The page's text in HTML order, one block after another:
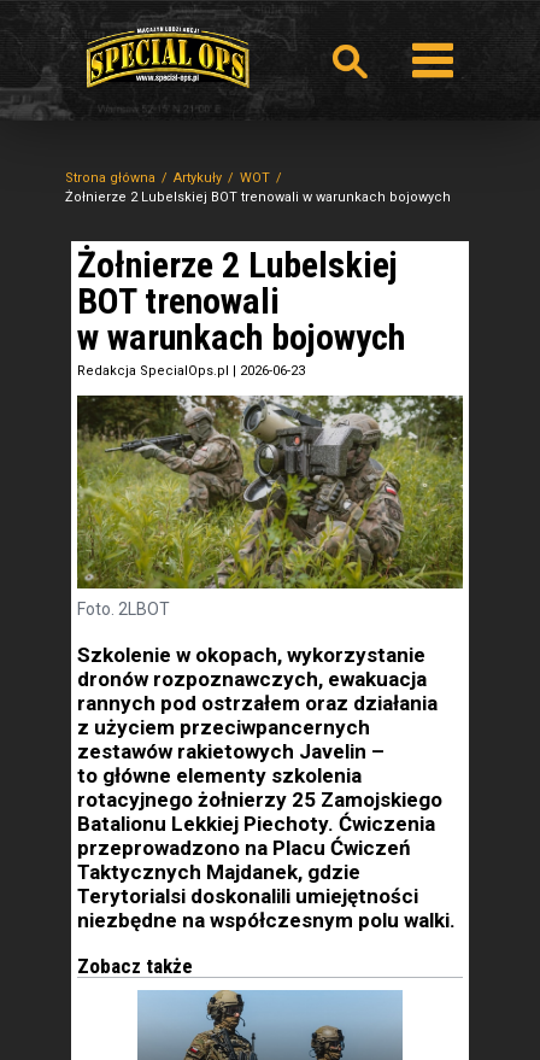
Strona główna Artykuły
WOT
Żołnierze 2 Lubelskiej BOT trenowali w warunkach bojowych
Żołnierze 2 Lubelskiej
BOT trenowali
w warunkach bojowych
Redakcja SpecialOps.pl | 2026-06-23
Foto. 2LBOT
Szkolenie w okopach, wykorzystanie
dronów rozpoznawczych, ewakuacja
rannych pod ostrzałem oraz działania
z użyciem przeciwpancernych
zestawów rakietowych Javelin –
to główne elementy szkolenia
rotacyjnego żołnierzy 25 Zamojskiego
Batalionu Lekkiej Piechoty. Ćwiczenia
przeprowadzono na Placu Ćwiczeń
Taktycznych Majdanek, gdzie
Terytorialsi doskonalili umiejętności
niezbędne na współczesnym polu walki.
Zobacz także